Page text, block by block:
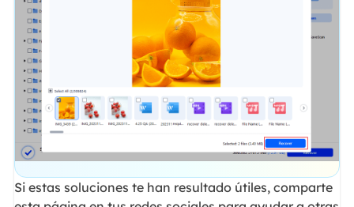
Si estas soluciones te han resultado útiles, comparte